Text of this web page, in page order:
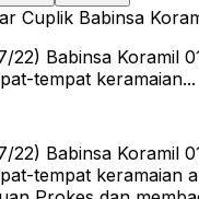
22) Babinsa Koramil
tempat keramaian...
22) Babinsa Koramil
tempat keramaian